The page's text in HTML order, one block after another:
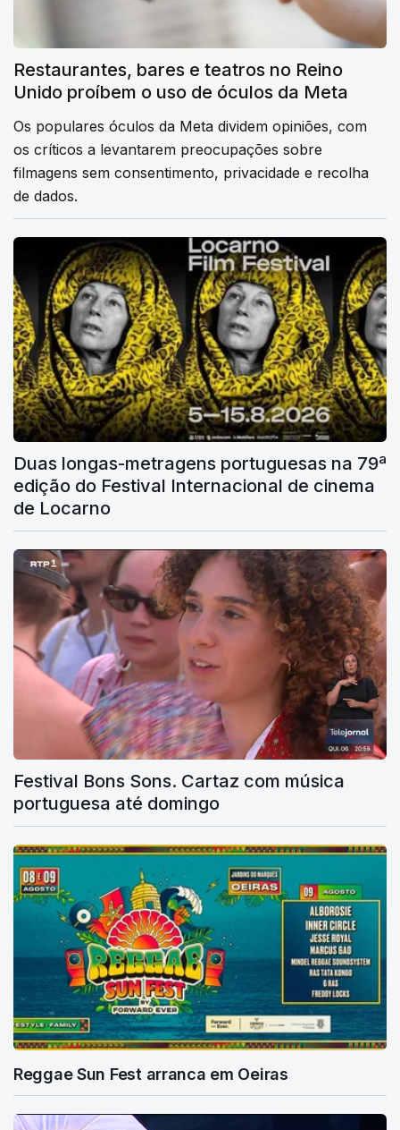
Restaurantes, bares e teatros no Reino
Unido proíbem o uso de óculos da Meta
Os populares óculos da Meta dividem opiniões, com
os críticos a levantarem preocupações sobre
filmagens sem consentimento, privacidade e recolha
de dados.
Duas longas-metragens portuguesas na 79ª
edição do Festival Internacional de cinema
de Locarno
Festival Bons Sons. Cartaz com música
portuguesa até domingo
Reggae Sun Fest arranca em Oeiras